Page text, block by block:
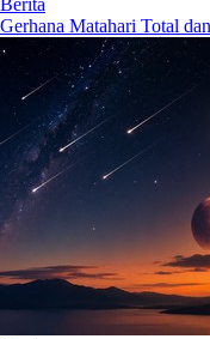
Berita
Gerhana Matahari Total